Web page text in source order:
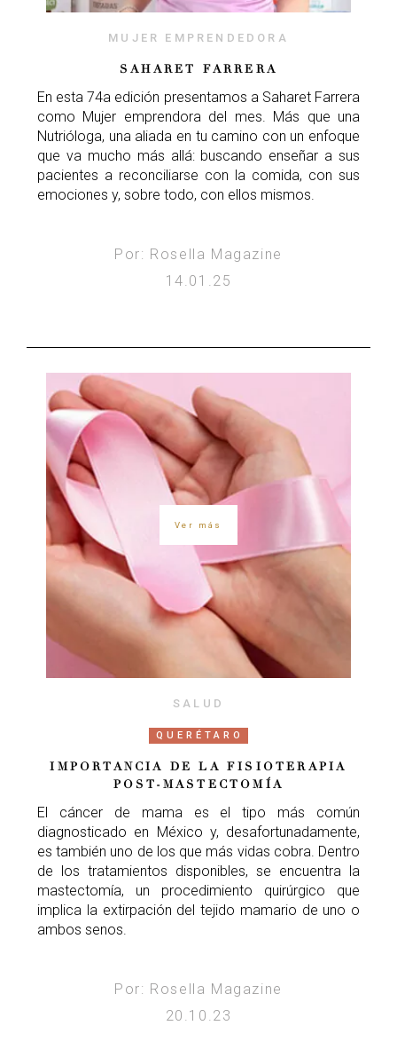
MUJER EMPRENDEDORA
SAHARET FARRERA
En esta 74a edición presentamos a Saharet Farrera
como Mujer emprendora del mes. Más que una
Nutrióloga, una aliada en tu camino con un enfoque
que va mucho más allá: buscando enseñar a sus
pacientes a reconciliarse con la comida, con sus
emociones y, sobre todo, con ellos mismos.
Por: Rosella Magazine
14.01.25
Ver más
SALUD
QUERÉTARO
IMPORTANCIA DE LA FISIOTERAPIA
POST-MASTECTOMÍA
El cáncer de mama es el tipo más común
diagnosticado en México y, desafortunadamente,
es también uno de los que más vidas cobra. Dentro
de los tratamientos disponibles, se encuentra la
mastectomía, un procedimiento quirúrgico que
implica la extirpación del tejido mamario de uno o
ambos senos.
Por: Rosella Magazine
20.10.23